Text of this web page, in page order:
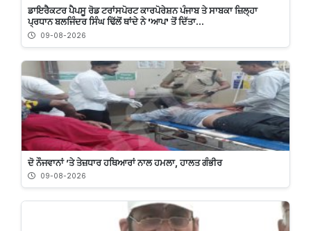
ਡਾਇਰੈਕਟਰ ਪੈਪਸੂ ਰੋਡ ਟਰਾਂਸਪੋਰਟ ਕਾਰਪੋਰੇਸ਼ਨ ਪੰਜਾਬ ਤੇ ਸਾਬਕਾ ਜ਼ਿਲ੍ਹਾ
ਪ੍ਰਧਾਨ ਬਲਜਿੰਦਰ ਸਿੰਘ ਢਿੱਲੋਂ ਥਾਂਦੇ ਨੇ 'ਆਪ' ਤੋਂ ਦਿੱਤਾ...
09-08-2026
ਦੋ ਨੌਜਵਾਨਾਂ ’ਤੇ ਤੇਜ਼ਧਾਰ ਹਥਿਆਰਾਂ ਨਾਲ ਹਮਲਾ, ਹਾਲਤ ਗੰਭੀਰ
09-08-2026